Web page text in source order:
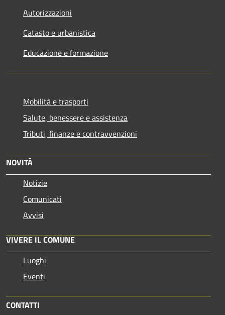
Autorizzazioni
Catasto e urbanistica
Educazione e formazione
Mobilità e trasporti
Salute, benessere e assistenza
Tributi, finanze e contravvenzioni
NOVITÀ
Notizie
Comunicati
Avvisi
VIVERE IL COMUNE
Luoghi
Eventi
CONTATTI